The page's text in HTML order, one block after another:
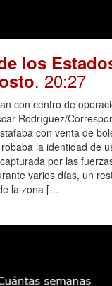
los
. 20:27
con centro de
Rodríguez/
con venta de
la identidad de
por las
varios días, un
la zona […